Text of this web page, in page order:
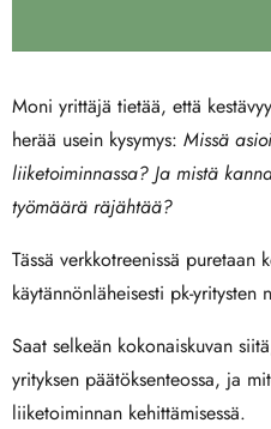
Moni yrittäjä tietää, että
herää usein kysymys: Missä
liiketoiminnassa? Ja mistä
työmäärä räjähtää?
Tässä verkkotreenissä puretaan
käytännönläheisesti pk-yritysten
Saat selkeän kokonaiskuvan
yrityksen päätöksenteossa, ja
liiketoiminnan kehittämisessä.